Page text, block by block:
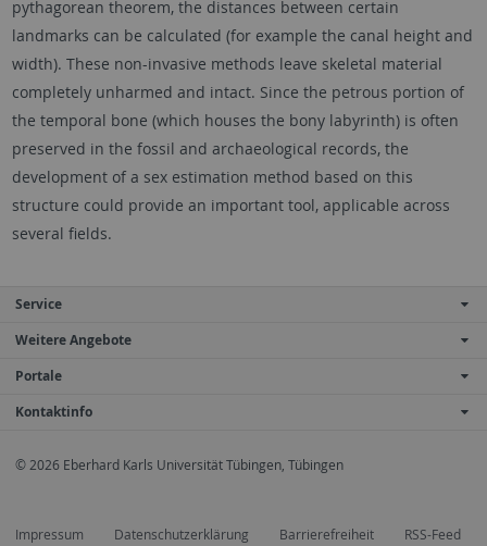
pythagorean theorem, the distances between certain
landmarks can be calculated (for example the canal height and
width). These non-invasive methods leave skeletal material
completely unharmed and intact. Since the petrous portion of
the temporal bone (which houses the bony labyrinth) is often
preserved in the fossil and archaeological records, the
development of a sex estimation method based on this
structure could provide an important tool, applicable across
several fields.
Service
Weitere Angebote
Portale
Kontaktinfo
© 2026 Eberhard Karls Universität Tübingen, Tübingen
Impressum Datenschutzerklärung Barrierefreiheit RSS-Feed